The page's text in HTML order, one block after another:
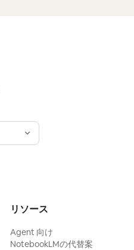
リソース
Agent 向け
NotebookLMの代替案